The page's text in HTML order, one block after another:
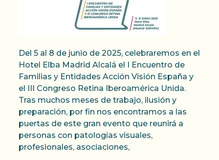
Del 5 al 8 de junio de 2025, celebraremos en el
Hotel Elba Madrid Alcalá el I Encuentro de
Familias y Entidades Acción Visión España y
el III Congreso Retina Iberoamérica Unida.
Tras muchos meses de trabajo, ilusión y
preparación, por fin nos encontramos a las
puertas de este gran evento que reunirá a
personas con patologías visuales,
profesionales, asociaciones,